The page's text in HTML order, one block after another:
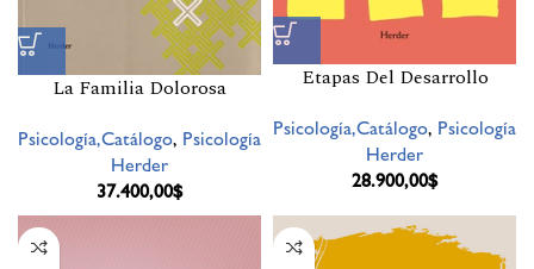
La Familia Dolorosa
Psicología,Catálogo, Psicología
Herder
37.400,00$
Etapas Del Desarrollo
Psicología,Catálogo, Psicología
Herder
28.900,00$